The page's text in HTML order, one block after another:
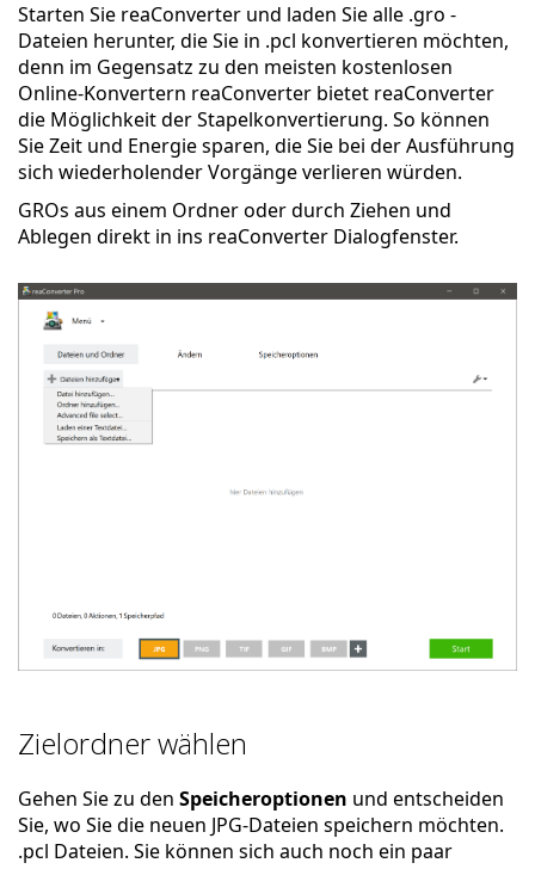
Starten Sie reaConverter und laden Sie alle .gro -
Dateien herunter, die Sie in .pcl konvertieren möchten,
denn im Gegensatz zu den meisten kostenlosen
Online-Konvertern reaConverter bietet reaConverter
die Möglichkeit der Stapelkonvertierung. So können
Sie Zeit und Energie sparen, die Sie bei der Ausführung
sich wiederholender Vorgänge verlieren würden.
GROs aus einem Ordner oder durch Ziehen und
Ablegen direkt in ins reaConverter Dialogfenster.
Zielordner wählen
Gehen Sie zu den Speicheroptionen und entscheiden
Sie, wo Sie die neuen JPG-Dateien speichern möchten.
.pcl Dateien. Sie können sich auch noch ein paar